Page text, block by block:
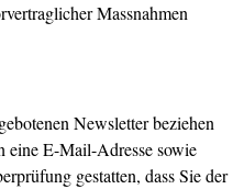
Massnahmen
Newsletter beziehen
eine E-Mail-Adresse sowie
gestatten, dass Sie der